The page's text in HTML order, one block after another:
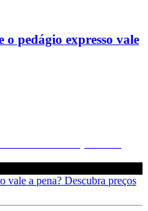
o pedágio expresso vale
vale a pena? Descubra preços